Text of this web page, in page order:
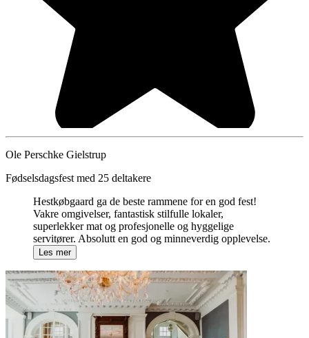
Ole Perschke Gielstrup
Fødselsdagsfest med 25 deltakere
Hestkøbgaard ga de beste rammene for en god fest!
Vakre omgivelser, fantastisk stilfulle lokaler,
superlekker mat og profesjonelle og hyggelige
servitører. Absolutt en god og minneverdig opplevelse.
Les mer